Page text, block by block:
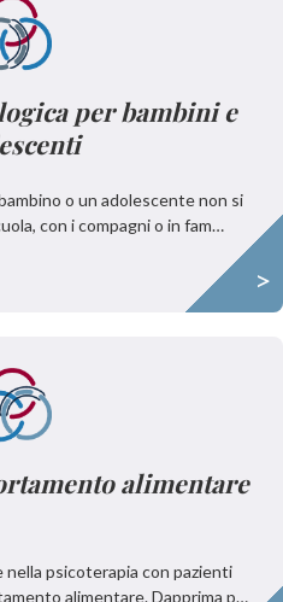
per bambini e
o un adolescente non si
con i compagni o in fam…
>
alimentare
nella psicoterapia con pazienti
alimentare. Dapprima p…